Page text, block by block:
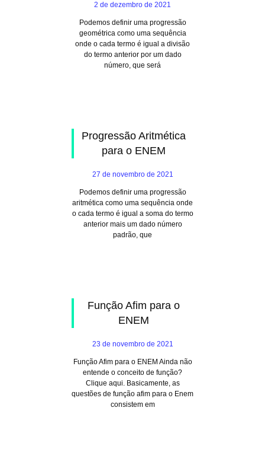
2 de dezembro de 2021
Podemos definir uma progressão
geométrica como uma sequência
onde o cada termo é igual a divisão
do termo anterior por um dado
número, que será
Progressão Aritmética
para o ENEM
27 de novembro de 2021
Podemos definir uma progressão
aritmética como uma sequência onde
o cada termo é igual a soma do termo
anterior mais um dado número
padrão, que
Função Afim para o
ENEM
23 de novembro de 2021
Função Afim para o ENEM Ainda não
entende o conceito de função?
Clique aqui. Basicamente, as
questões de função afim para o Enem
consistem em